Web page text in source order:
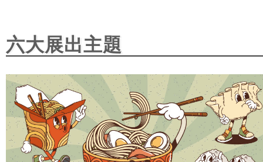
六大展出主題